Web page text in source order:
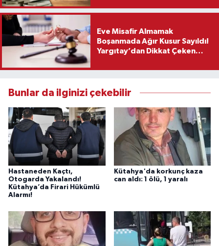
Eve Misafir Almamak
Boşanmada Ağır Kusur Sayıldı!
Yargıtay’dan Dikkat Çeken
Bunlar da ilginizi çekebilir
Hastaneden Kaçtı,
Otogarda Yakalandı!
Kütahya’da Firari Hükümlü
Alarmı!
Kütahya'da korkunç kaza
can aldı: 1 ölü, 1 yaralı